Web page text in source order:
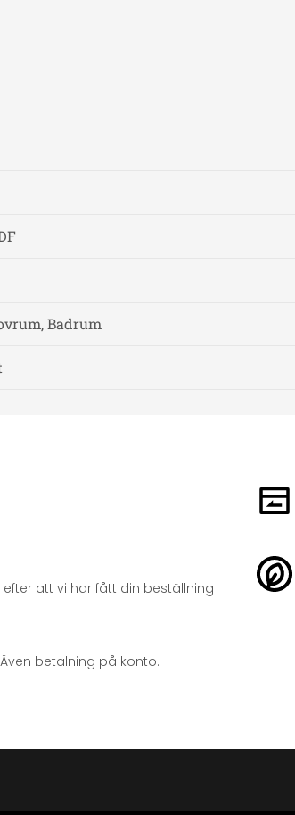
Badrum
att vi har fått din beställning
betalning på konto.